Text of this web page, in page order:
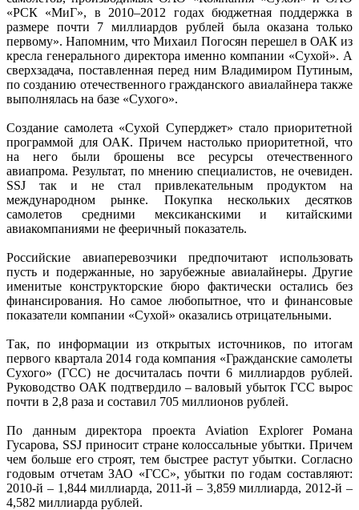
«РСК «МиГ», в 2010–2012 годах бюджетная поддержка в
размере почти 7 миллиардов рублей была оказана только
первому». Напомним, что Михаил Погосян перешел в ОАК из
кресла генерального директора именно компании «Сухой». А
сверхзадача, поставленная перед ним Владимиром Путиным,
по созданию отечественного гражданского авиалайнера также
выполнялась на базе «Сухого».
Создание самолета «Сухой Суперджет» стало приоритетной
программой для ОАК. Причем настолько приоритетной, что
на него были брошены все ресурсы отечественного
авиапрома. Результат, по мнению специалистов, не очевиден.
SSJ так и не стал привлекательным продуктом на
международном рынке. Покупка нескольких десятков
самолетов средними мексиканскими и китайскими
авиакомпаниями не фееричный показатель.
Российские авиаперевозчики предпочитают использовать
пусть и подержанные, но зарубежные авиалайнеры. Другие
именитые конструкторские бюро фактически остались без
финансирования. Но самое любопытное, что и финансовые
показатели компании «Сухой» оказались отрицательными.
Так, по информации из открытых источников, по итогам
первого квартала 2014 года компания «Гражданские самолеты
Сухого» (ГСС) не досчиталась почти 6 миллиардов рублей.
Руководство ОАК подтвердило – валовый убыток ГСС вырос
почти в 2,8 раза и составил 705 миллионов рублей.
По данным директора проекта Aviation Explorer Романа
Гусарова, SSJ приносит стране колоссальные убытки. Причем
чем больше его строят, тем быстрее растут убытки. Согласно
годовым отчетам ЗАО «ГСС», убытки по годам составляют:
2010-й – 1,844 миллиарда, 2011-й – 3,859 миллиарда, 2012-й –
4,582 миллиарда рублей.